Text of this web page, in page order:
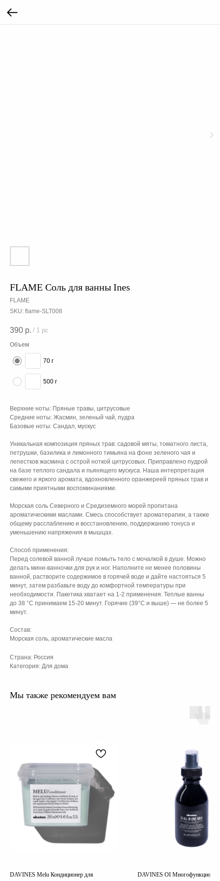
FLAME Соль для ванны Ines
FLAME
SKU: flame-SLT008
390 р. / 1 pc
Объем
70 г
500 г
Верхние ноты: Пряные травы, цитрусовые
Средние ноты: Жасмин, зеленый чай, пудра
Базовые ноты: Сандал, мускус
Уникальная композиция пряных трав: садовой мяты, томатного листа,
петрушки, базилика и лимонного тимьяна на фоне зеленого чая и
лепестков жасмина с острой ноткой цитрусовых. Приправлено пудрой
на базе теплого сандала и пьянящего мускуса. Наша интерпретация
свежего и яркого аромата, вдохновленного оранжереей пряных трав и
самыми приятными воспоминаниями.
Морская соль Северного и Средиземного морей пропитана
ароматическими маслами. Смесь способствует ароматерапии, а также
общему расслаблению и восстановлению, поддержанию тонуса и
уменьшению напряжения в мышцах.
Способ применения:
Перед солевой ванной лучше помыть тело с мочалкой в душе. Можно
делать мини-ванночки для рук и ног. Наполните не менее половины
ванной, растворите содержимое в горячей воде и дайте настояться 5
минут, затем разбавьте воду до комфортной температуры при
необходимости. Пакетика хватает на 1-2 применения. Теплые ванны
до 38 °C принимаем 15-20 минут. Горячие (39°C и выше) — не более 5
минут.
Состав:
Морская соль, ароматические масла
Страна: Россия
Категория: Для дома
Мы также рекомендуем вам
DAVINES Melu Кондиционер для
DAVINES OI